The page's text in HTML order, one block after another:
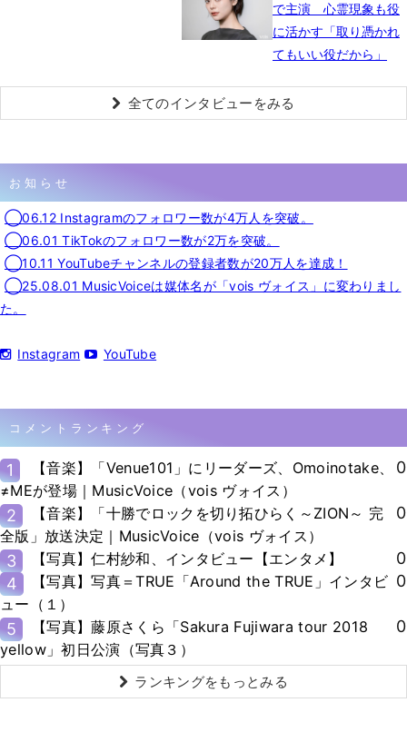
で主演 心霊現象も役
に活かす「取り憑かれ
てもいい役だから」
全てのインタビューをみる
お知らせ
◯06.12 Instagramのフォロワー数が4万人を突破。
◯06.01 TikTokのフォロワー数が2万を突破。
◯10.11 YouTubeチャンネルの登録者数が20万人を達成！
◯25.08.01 MusicVoiceは媒体名が「vois ヴォイス」に変わりまし
た。
Instagram YouTube
コメントランキング
1
【音楽】「Venue101」にリーダーズ、Omoinotake、
≠MEが登場｜MusicVoice（vois ヴォイス）
0
2
【音楽】「十勝でロックを切り拓ひらく～ZION～ 完
全版」放送決定｜MusicVoice（vois ヴォイス）
0
3 【写真】仁村紗和、インタビュー【エンタメ】
0
4
【写真】写真＝TRUE「Around the TRUE」インタビ
ュー（１）
0
5
【写真】藤原さくら「Sakura Fujiwara tour 2018
yellow」初日公演（写真３）
0
ランキングをもっとみる